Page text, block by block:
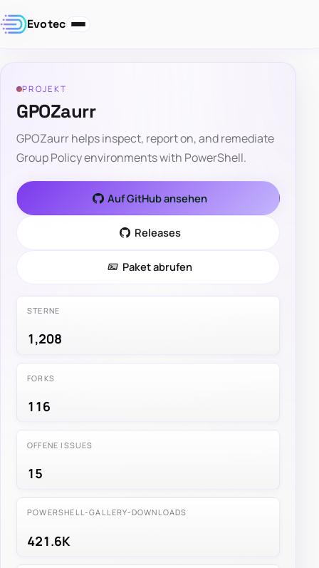
Evotec
PROJEKT
GPOZaurr
GPOZaurr helps inspect, report on, and remediate
Group Policy environments with PowerShell.
Auf GitHub ansehen
Releases
Paket abrufen
STERNE
1,208
FORKS
116
OFFENE ISSUES
15
POWERSHELL-GALLERY-DOWNLOADS
421.6K